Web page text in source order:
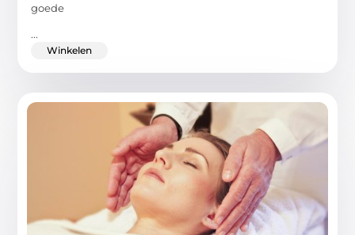
goede
...
Winkelen